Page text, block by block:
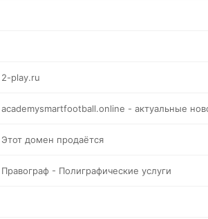
2-play.ru
academysmartfootball.online - актуальные
Этот домен продаётся
Правограф - Полиграфические услуги